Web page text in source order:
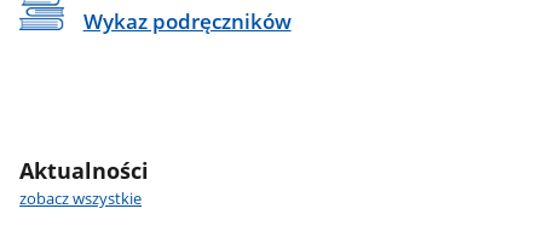
Wykaz podręczników
Aktualności
zobacz wszystkie